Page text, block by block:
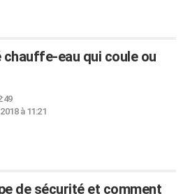
eau qui coule ou
à 11:21
de sécurité et comment